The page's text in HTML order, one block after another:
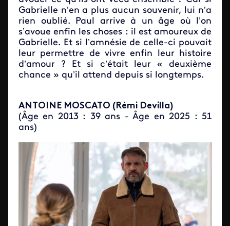
Gabrielle n’en a plus aucun souvenir, lui n’a
rien oublié. Paul arrive à un âge où l’on
s’avoue enfin les choses : il est amoureux de
Gabrielle. Et si l’amnésie de celle-ci pouvait
leur permettre de vivre enfin leur histoire
d’amour ? Et si c’était leur « deuxième
chance » qu’il attend depuis si longtemps.
ANTOINE MOSCATO (Rémi Devilla)
(Âge en 2013 : 39 ans - Âge en 2025 : 51
ans)